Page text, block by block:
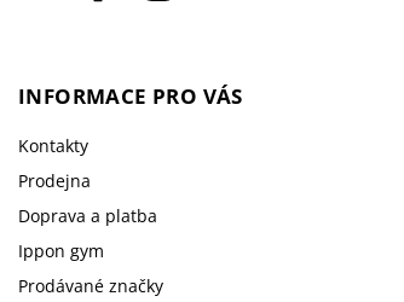
INFORMACE PRO VÁS
Kontakty
Prodejna
Doprava a platba
Ippon gym
Prodávané značky